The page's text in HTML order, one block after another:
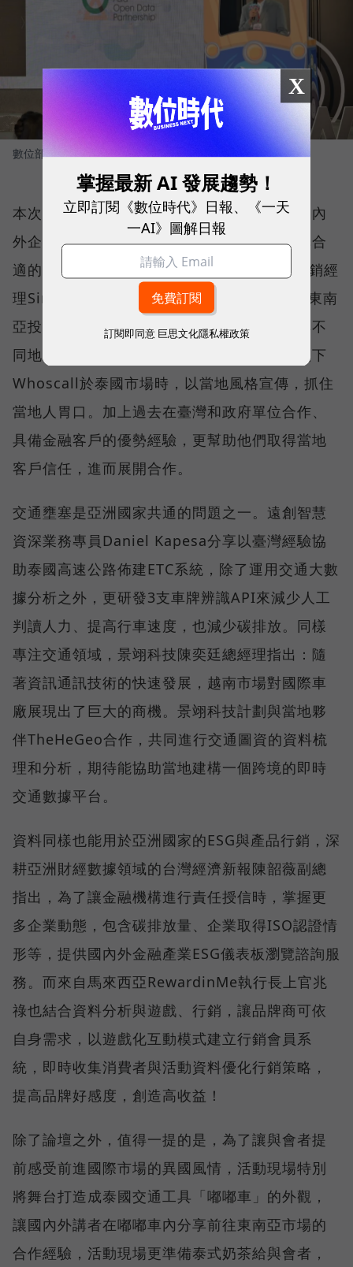
數位部產業署林宗翰科長演講 圖／ 數位發展部數位產業署
本次活動也邀請到嫻熟國際資料服務市場的國內
外企業，分享跨國實務合作的經驗。為了選擇合
適的海外市場來擴展業務，Gogolook資深行銷經
理Simon Ding以開發泰國經驗為例，分享於東南
亞投資時應考慮的事項，並透過資料分析了解不
同地區的當地市場需求和風俗民情，如推廣旗下
Whoscall於泰國市場時，以當地風格宣傳，抓住
當地人胃口。加上過去在臺灣和政府單位合作、
具備金融客戶的優勢經驗，更幫助他們取得當地
客戶信任，進而展開合作。
交通壅塞是亞洲國家共通的問題之一。遠創智慧
資深業務專員Daniel Kapesa分享以臺灣經驗協
助泰國高速公路佈建ETC系統，除了運用交通大數
據分析之外，更研發3支車牌辨識API來減少人工
判讀人力、提高行車速度，也減少碳排放。同樣
專注交通領域，景翊科技陳奕廷總經理指出：隨
著資訊通訊技術的快速發展，越南市場對國際車
廠展現出了巨大的商機。景翊科技計劃與當地夥
伴TheHeGeo合作，共同進行交通圖資的資料梳
理和分析，期待能協助當地建構一個跨境的即時
交通數據平台。
資料同樣也能用於亞洲國家的ESG與產品行銷，深
耕亞洲財經數據領域的台灣經濟新報陳韶薇副總
指出，為了讓金融機構進行責任授信時，掌握更
多企業動態，包含碳排放量、企業取得ISO認證情
形等，提供國內外金融產業ESG儀表板瀏覽諮詢服
務。而來自馬來西亞RewardinMe執行長上官兆
祿也結合資料分析與遊戲、行銷，讓品牌商可依
自身需求，以遊戲化互動模式建立行銷會員系
統，即時收集消費者與活動資料優化行銷策略，
提高品牌好感度，創造高收益！
除了論壇之外，值得一提的是，為了讓與會者提
前感受前進國際市場的異國風情，活動現場特別
將舞台打造成泰國交通工具「嘟嘟車」的外觀，
讓國內外講者在嘟嘟車內分享前往東南亞市場的
合作經驗，活動現場更準備泰式奶茶給與會者，
X
掌握最新 AI 發展趨勢！
立即訂閱《數位時代》日報、《一天
一AI》圖解日報
訂閱即同意 巨思文化隱私權政策